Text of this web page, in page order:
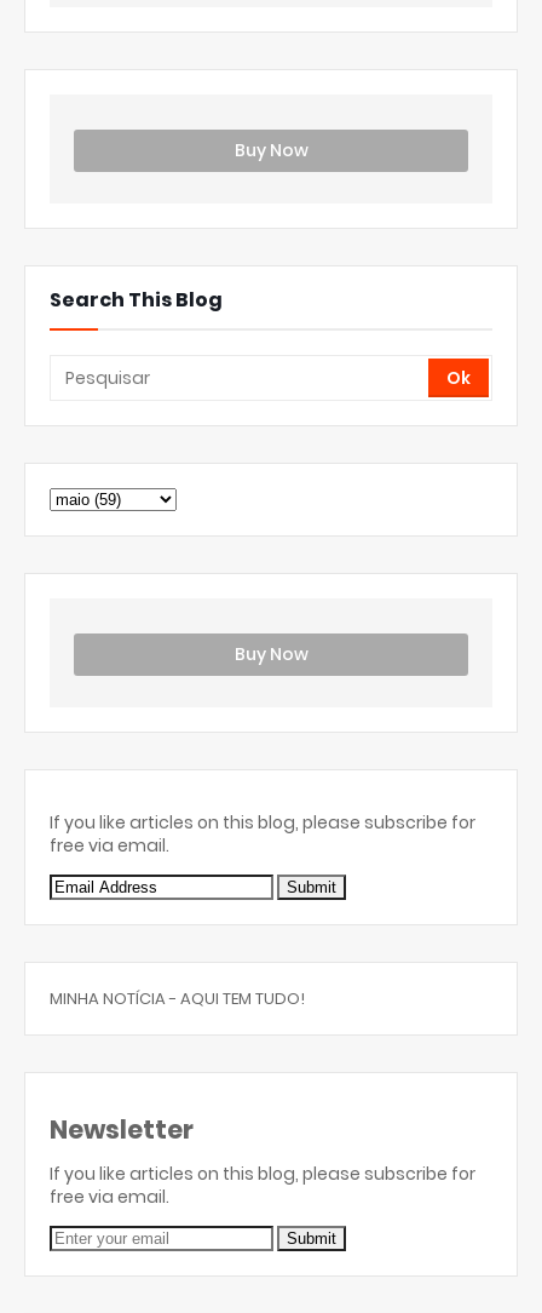
Buy Now
Search This Blog
Buy Now
If you like articles on this blog, please subscribe for
free via email.
MINHA NOTÍCIA - AQUI TEM TUDO!
Newsletter
If you like articles on this blog, please subscribe for
free via email.